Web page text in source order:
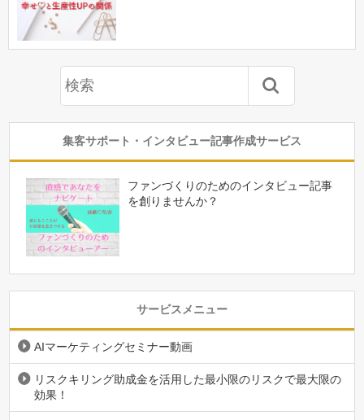
集客サポート・インタビュー記事作成サービス
ファンづくりのためのインタビュー記事
を創りませんか？
サービスメニュー
AIマーケティングセミナー動画
リスクキリング助成金を活用した最小限のリスクで最大限の
効果！